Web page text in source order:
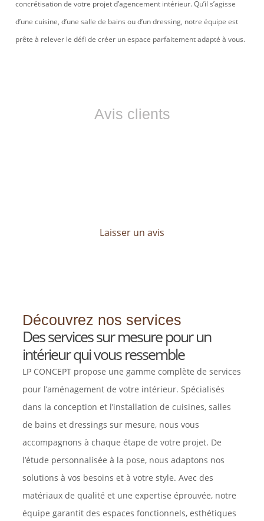
concrétisation de votre projet d’agencement intérieur. Qu’il s’agisse
d’une cuisine, d’une salle de bains ou d’un dressing, notre équipe est
prête à relever le défi de créer un espace parfaitement adapté à vous.
Avis clients
Laisser un avis
Découvrez nos services
Des services sur mesure pour un
intérieur qui vous ressemble
LP CONCEPT propose une gamme complète de services
pour l’aménagement de votre intérieur. Spécialisés
dans la conception et l’installation de cuisines, salles
de bains et dressings sur mesure, nous vous
accompagnons à chaque étape de votre projet. De
l’étude personnalisée à la pose, nous adaptons nos
solutions à vos besoins et à votre style. Avec des
matériaux de qualité et une expertise éprouvée, notre
équipe garantit des espaces fonctionnels, esthétiques